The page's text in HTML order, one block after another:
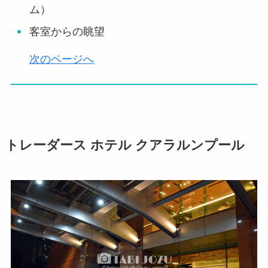
ム）
客室からの眺望
次のページへ
トレーダース ホテル クアラルンプール